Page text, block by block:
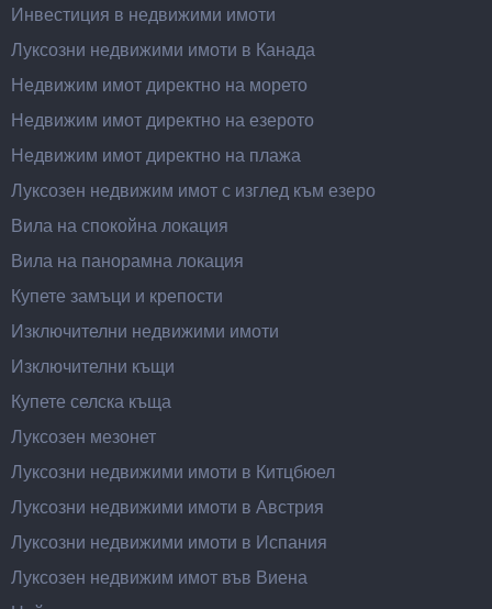
Инвестиция в недвижими имоти
Луксозни недвижими имоти в Канада
Недвижим имот директно на морето
Недвижим имот директно на езерото
Недвижим имот директно на плажа
Луксозен недвижим имот с изглед към езеро
Вила на спокойна локация
Вила на панорамна локация
Купете замъци и крепости
Изключителни недвижими имоти
Изключителни къщи
Купете селска къща
Луксозен мезонет
Луксозни недвижими имоти в Китцбюел
Луксозни недвижими имоти в Австрия
Луксозни недвижими имоти в Испания
Луксозен недвижим имот във Виена